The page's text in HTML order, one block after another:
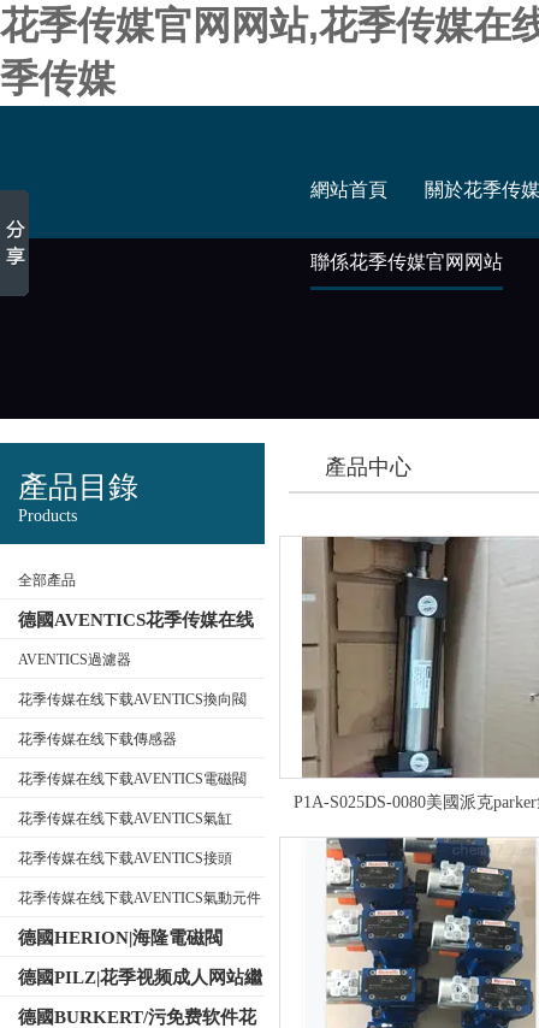
花季传媒官网网站,花季传媒在
季传媒
網站首頁 關於花季传
聯係花季传媒官网网站
產品目錄
Products
全部產品
德國AVENTICS花季传媒在线
下载
AVENTICS過濾器
花季传媒在线下载AVENTICS換向閥
花季传媒在线下载傳感器
花季传媒在线下载AVENTICS電磁閥
花季传媒在线下载AVENTICS氣缸
花季传媒在线下载AVENTICS接頭
花季传媒在线下载AVENTICS氣動元件
德國HERION|海隆電磁閥
德國PILZ|花季视频成人网站繼
電器
德國BURKERT/污免费软件花
產品中心
P1A-S025DS-0080美國派克